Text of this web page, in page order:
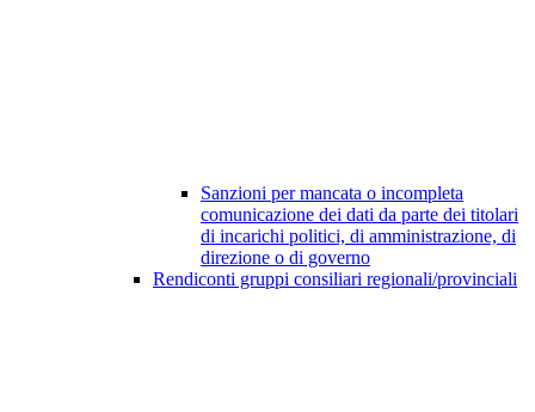
Sanzioni per mancata o incompleta
comunicazione dei dati da parte dei titolari
di incarichi politici, di amministrazione, di
direzione o di governo
Rendiconti gruppi consiliari regionali/provinciali